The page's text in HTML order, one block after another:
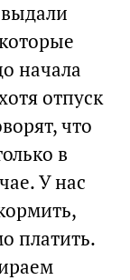
начала
отпуск
что
в
У нас
платить.